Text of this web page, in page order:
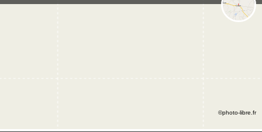
©photo-libre.fr